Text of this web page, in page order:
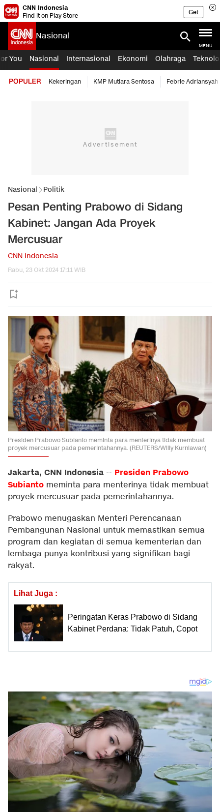
CNN Indonesia
Find it on Play Store
Get
Nasional
MENU
You Nasional Internasional Ekonomi Olahraga
POPULER Kekeringan KMP Mutiara Sentosa Febrie Adriansyah
Nasional Politik
Pesan Penting Prabowo di Sidang
Kabinet: Jangan Ada Proyek
Mercusuar
CNN Indonesia
Rabu, 23 Okt 2024 17:11 WIB
Presiden Prabowo Subianto meminta para menterinya tidak membuat
proyek mercusuar pada pemerintahannya. (REUTERS/Willy Kurniawan)
Jakarta, CNN Indonesia -- Presiden Prabowo
Subianto meminta para menterinya tidak membuat
proyek mercusuar pada pemerintahannya.
Prabowo menugaskan Menteri Perencanaan
Pembangunan Nasional untuk memastikan semua
program dan kegiatan di semua kementerian dan
lembaga punya kontribusi yang signifikan bagi
rakyat.
Lihat Juga :
Peringatan Keras Prabowo di Sidang
Kabinet Perdana: Tidak Patuh, Copot